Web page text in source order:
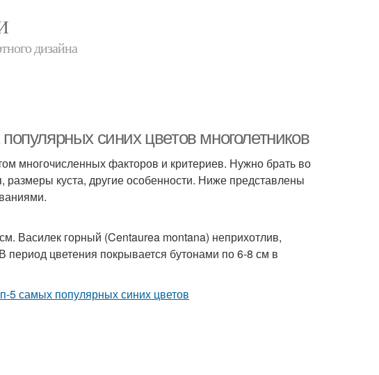
дизайна
синих цветов многолетников
многочисленных факторов и критериев. Нужно брать во
куста, другие особенности. Ниже представлены
Василек горный (Centaurea montana) неприхотлив,
цветения покрывается бутонами по 6-8 см в